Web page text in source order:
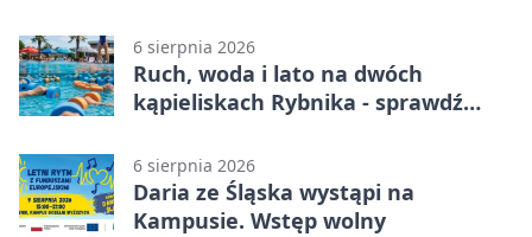
6 sierpnia 2026
Ruch, woda i lato na dwóch
kąpieliskach Rybnika - sprawdź
6 sierpnia 2026
Daria ze Śląska wystąpi na
Kampusie. Wstęp wolny